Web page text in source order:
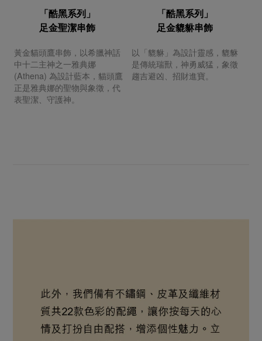
「酷黑系列」
足金聖潔串飾
黃金貓頭鷹串飾，以希臘神話
中十二主神之一雅典娜
(Athena) 為設計藍本，貓頭鷹
正是雅典娜的聖物與象徵，代
表聖潔、守護神。
「酷黑系列」
足金貔貅串飾
以「貔貅」為設計靈感，貔貅
是傳統瑞獸，神勇威猛，象徵
趨吉避凶、招財進寶。